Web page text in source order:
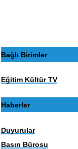
Bağlı Birimler
Eğitim Kültür TV
Haberler
Duyurular
Basın Bürosu